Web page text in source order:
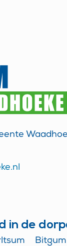
in de
Bitgum